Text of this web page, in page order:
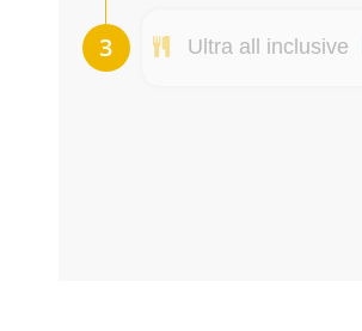
Ultra all inclusive